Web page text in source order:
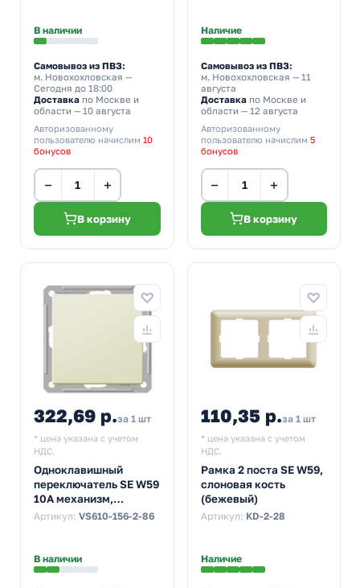
В наличии
Самовывоз из ПВЗ:
м. Новохохловская —
Сегодня до 18:00
Доставка по Москве и
области — 10 августа
Авторизованному
пользователю начислим 10
бонусов
− +
В корзину
Наличие
Самовывоз из ПВЗ:
м. Новохохловская — 11
августа
Доставкапо Москве и
области — 12 августа
Авторизованному
пользователю начислим 5
бонусов
− +
В корзину
322,69 р.за 1 шт
* цена указана с учетом
НДС.
Одноклавишный
переключатель SE W59
10A механизм,
слоновая кость
Артикул: VS610-156-2-86
В наличии
110,35 р.за 1 шт
* цена указана с учетом
НДС.
Рамка 2 поста SE W59,
слоновая кость
(бежевый)
Артикул: KD-2-28
Наличие